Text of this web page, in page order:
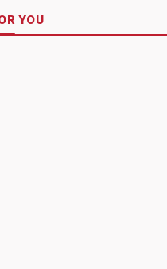
YOU